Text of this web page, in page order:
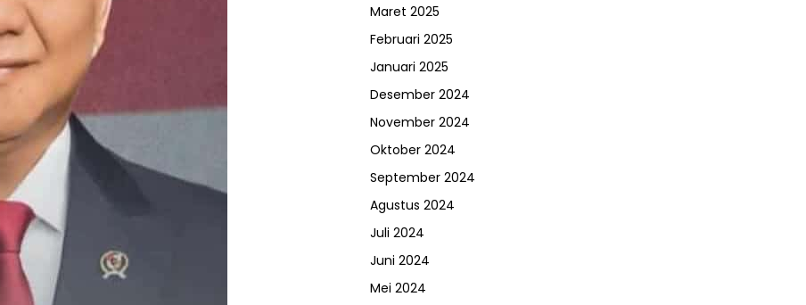
Maret 2025
Februari 2025
Januari 2025
Desember 2024
November 2024
Oktober 2024
September 2024
Agustus 2024
Juli 2024
Juni 2024
Mei 2024